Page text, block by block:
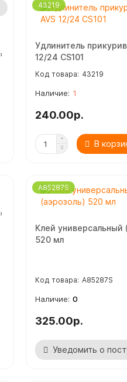
43219
Удлинитель
12/24 CS101
43219
1
240.00р.
В
A85287S
Клей универсальный
520 мл
A85287S
0
325.00р.
Уведомить о